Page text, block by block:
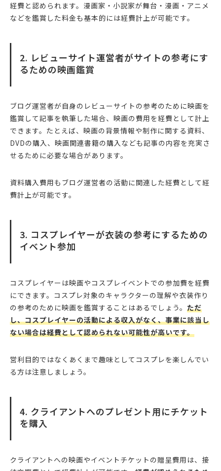
経費と認められます。漫画家・小説家が舞台・漫画・アニメ
などを鑑賞した料金も基本的には経費計上が可能です。
2. レビューサイト運営者がサイトの参考にす
るための映画鑑賞
ブログ運営者が自身のレビューサイトの参考のために映画を
鑑賞して記事を執筆した場合、映画の費用を経費として計上
できます。たとえば、映画の背景情報や制作に関する資料、
DVDの購入、映画関連書籍の購入なども記事の内容を充実さ
せるために必要な場合があります。
資料購入費用もブログ運営者の活動に関連した経費として経
費計上が可能です。
3. コスプレイヤーが衣装の参考にするための
イベント参加
コスプレイヤーは映画やコスプレイベントでの参加費を経費
にできます。コスプレ対象のキャラクターの理解や衣装作り
の参考のために映画を鑑賞することはあるでしょう。 ただ
し、コスプレイヤーの活動による収入がなく、事業に該当し
ない場合は経費として認められない可能性が高いです。
営利目的ではなくあくまで趣味としてコスプレを楽しんでい
る方は注意しましょう。
4. クライアントへのプレゼント用にチケット
を購入
クライアントへの映画やイベントチケットの贈呈費用は、接